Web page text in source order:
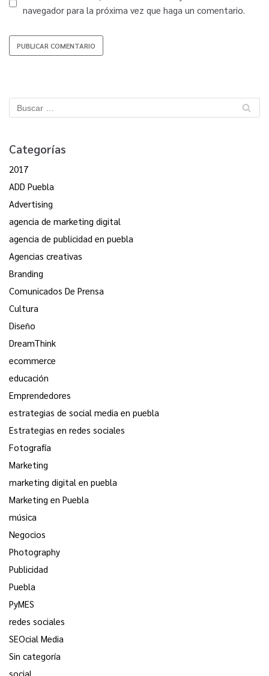
navegador para la próxima vez que haga un comentario.
Categorías
2017
ADD Puebla
Advertising
agencia de marketing digital
agencia de publicidad en puebla
Agencias creativas
Branding
Comunicados De Prensa
Cultura
Diseño
DreamThink
ecommerce
educación
Emprendedores
estrategias de social media en puebla
Estrategias en redes sociales
Fotografía
Marketing
marketing digital en puebla
Marketing en Puebla
música
Negocios
Photography
Publicidad
Puebla
PyMES
redes sociales
SEOcial Media
Sin categoría
social